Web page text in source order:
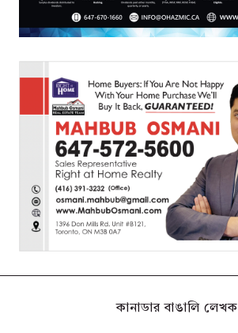
কানাডার বাঙালি লেখক